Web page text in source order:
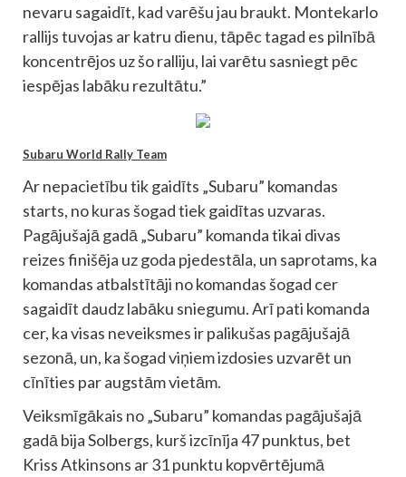
nevaru sagaidīt, kad varēšu jau braukt. Montekarlo
rallijs tuvojas ar katru dienu, tāpēc tagad es pilnībā
koncentrējos uz šo ralliju, lai varētu sasniegt pēc
iespējas labāku rezultātu.”
Subaru World Rally Team
Ar nepacietību tik gaidīts „Subaru” komandas
starts, no kuras šogad tiek gaidītas uzvaras.
Pagājušajā gadā „Subaru” komanda tikai divas
reizes finišēja uz goda pjedestāla, un saprotams, ka
komandas atbalstītāji no komandas šogad cer
sagaidīt daudz labāku sniegumu. Arī pati komanda
cer, ka visas neveiksmes ir palikušas pagājušajā
sezonā, un, ka šogad viņiem izdosies uzvarēt un
cīnīties par augstām vietām.
Veiksmīgākais no „Subaru” komandas pagājušajā
gadā bija Solbergs, kurš izcīnīja 47 punktus, bet
Kriss Atkinsons ar 31 punktu kopvērtējumā